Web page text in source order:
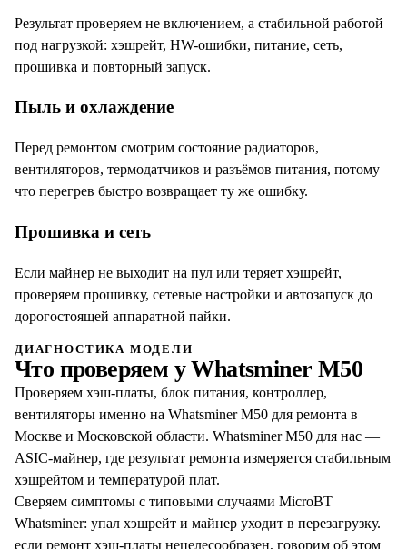
Результат проверяем не включением, а стабильной работой
под нагрузкой: хэшрейт, HW-ошибки, питание, сеть,
прошивка и повторный запуск.
Пыль и охлаждение
Перед ремонтом смотрим состояние радиаторов,
вентиляторов, термодатчиков и разъёмов питания, потому
что перегрев быстро возвращает ту же ошибку.
Прошивка и сеть
Если майнер не выходит на пул или теряет хэшрейт,
проверяем прошивку, сетевые настройки и автозапуск до
дорогостоящей аппаратной пайки.
ДИАГНОСТИКА МОДЕЛИ
Что проверяем уWhatsminer M50
Проверяем хэш-платы, блок питания, контроллер,
вентиляторы именно на Whatsminer M50 для ремонта в
Москве и Московской области. Whatsminer M50 для нас —
ASIC-майнер, где результат ремонта измеряется стабильным
хэшрейтом и температурой плат.
Сверяем симптомы с типовыми случаями MicroBT
Whatsminer: упал хэшрейт и майнер уходит в перезагрузку.
если ремонт хэш-платы нецелесообразен, говорим об этом